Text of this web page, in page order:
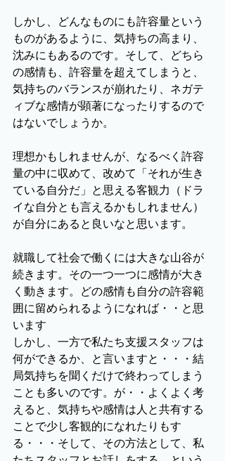
しかし、どんなものにも許容量という
ものがあるように、気持ちの高まり、
沈みにもあるのです。そして、どちら
の感情も、許容量を超えてしまうと、
気持ちのバランスが崩れたり、ネガテ
ィブな感情が顕著になったりするので
はないでしょうか。
理想かもしれませんが、なるべく許容
量の中に収めて、改めて「それが生き
ている自分だ」と思える客観力（ドラ
イな自分とも言えるかもしれません）
が自分にあると良いなと思います。
就職して社会で働くには大きな山谷が
続きます。その一つ一つに感情が大き
く動きます。どの感情も自分の許容範
囲に留められるようになれば・・と思
います
しかし、一方で私たち支援スタッフは
何ができるか、と言いますと・・・結
局気持ちを聞くだけで終わってしまう
ことも多いのです。が・・よくよく考
えると、気持ちや感情は人と共有する
ことで少し客観的になれたりもす
る・・・そして、その方法として、私